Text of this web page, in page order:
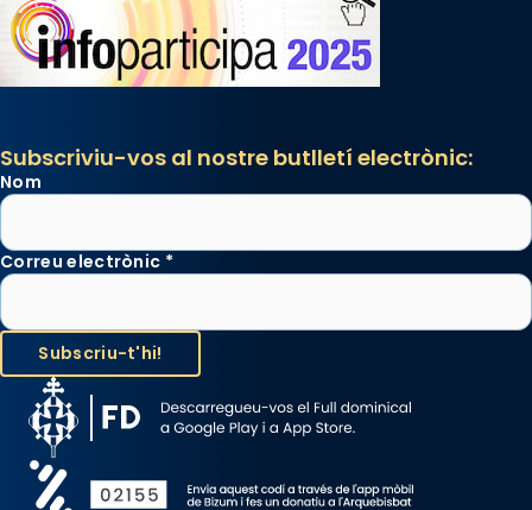
Subscriviu-vos al nostre butlletí electrònic:
Nom
Correu electrònic *